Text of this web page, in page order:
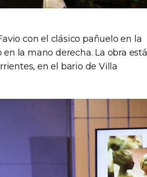
con el clásico pañuelo en la
la mano derecha. La obra está
en el bario de Villa